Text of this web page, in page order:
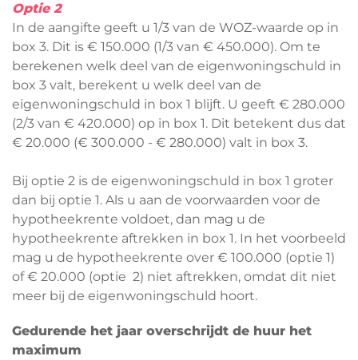
Optie 2
In de aangifte geeft u 1/3 van de WOZ-waarde op in
box 3. Dit is € 150.000 (1/3 van € 450.000). Om te
berekenen welk deel van de eigenwoningschuld in
box 3 valt, berekent u welk deel van de
eigenwoningschuld in box 1 blijft. U geeft € 280.000
(2/3 van € 420.000) op in box 1. Dit betekent dus dat
€ 20.000 (€ 300.000 - € 280.000) valt in box 3.
Bij optie 2 is de eigenwoningschuld in box 1 groter
dan bij optie 1. Als u aan de voorwaarden voor de
hypotheekrente voldoet, dan mag u de
hypotheekrente aftrekken in box 1. In het voorbeeld
mag u de hypotheekrente over € 100.000 (optie 1)
of € 20.000 (optie 2) niet aftrekken, omdat dit niet
meer bij de eigenwoningschuld hoort.
Gedurende het jaar overschrijdt de huur het
maximum